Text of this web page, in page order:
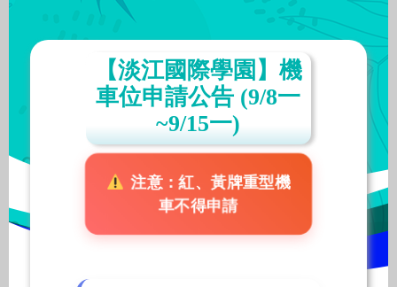
【淡江國際學園】機
車位申請公告 (9/8一
~9/15一)
注意：紅、黃牌重型機
車不得申請